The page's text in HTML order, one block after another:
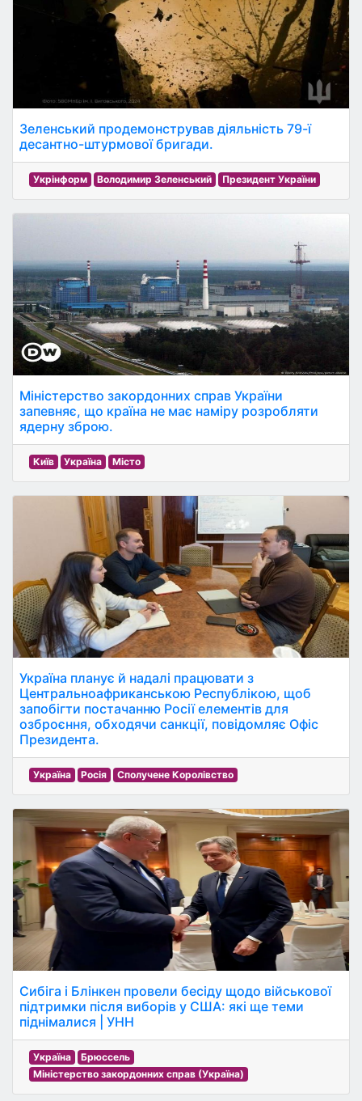
Зеленський продемонстрував діяльність 79-ї
десантно-штурмової бригади.
Укрінформ Володимир Зеленський Президент України
Міністерство закордонних справ України
запевняє, що країна не має наміру розробляти
ядерну зброю.
Київ Україна Місто
Україна планує й надалі працювати з
Центральноафриканською Республікою, щоб
запобігти постачанню Росії елементів для
озброєння, обходячи санкції, повідомляє Офіс
Президента.
Україна Росія Сполучене Королівство
Сибіга і Блінкен провели бесіду щодо військової
підтримки після виборів у США: які ще теми
піднімалися | УНН
Україна
Брюссель
Міністерство закордонних справ (Україна)